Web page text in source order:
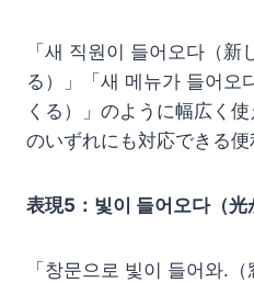
「새 직원이 들어오다（新
る）」「새 메뉴가 들어오
くる）」のように幅広く
のいずれにも対応できる便
表現5：빛이 들어오다（光
「창문으로 빛이 들어와.